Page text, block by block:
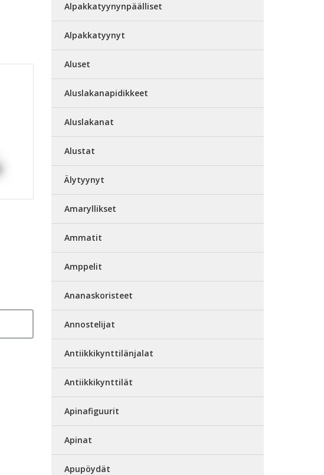
Alpakkatyynynpäälliset
Alpakkatyynyt
Aluset
Aluslakanapidikkeet
Aluslakanat
Alustat
Älytyynyt
Amaryllikset
Ammatit
Amppelit
Ananaskoristeet
Annostelijat
Antiikkikynttilänjalat
Antiikkikynttilät
Apinafiguurit
Apinat
Apupöydät